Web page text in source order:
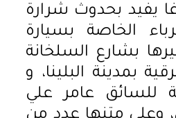
يفيد بحدوث شرارة
الخاصة بسيارة
بشارع السلخانة
بمدينة البلينا، و
للسائق عامر علي